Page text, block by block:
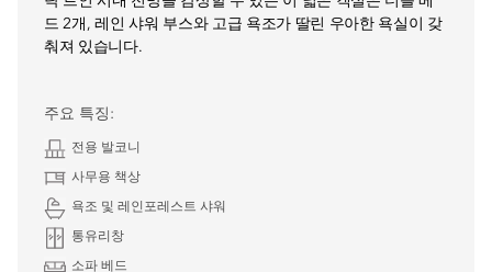
드 2개, 레인 샤워 부스와 고급 욕조가 딸린 우아한 욕실이 갖
춰져 있습니다.
주요 특징:
전용 발코니
사무용 책상
욕조 및 레인포레스트 샤워
통유리창
소파 베드